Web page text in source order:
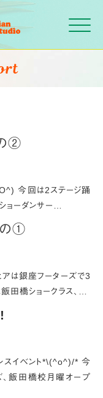
Click
②
今回は2ステージ踊
ョーダンサー…
の①
は銀座フーターズで3
田橋ショークラス、…
スイベント*\(^o^)/* 今
、飯田橋校月曜オープ